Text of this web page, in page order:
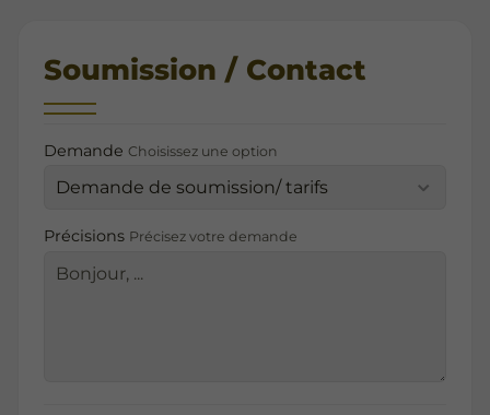
Soumission / Contact
Demande Choisissez une option
Précisions Précisez votre demande